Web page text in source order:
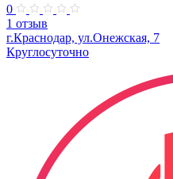
0
1 отзыв
г.Краснодар, ул.Онежская, 7
Круглосуточно